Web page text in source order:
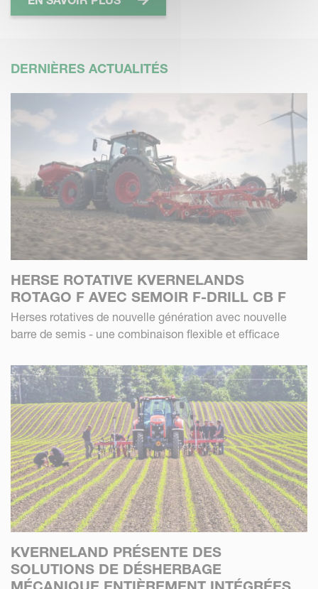
DERNIÈRES ACTUALITÉS
HERSE ROTATIVE KVERNELANDS
ROTAGO F AVEC SEMOIR F-DRILL CB F
Herses rotatives de nouvelle génération avec nouvelle
barre de semis - une combinaison flexible et efficace
KVERNELAND PRÉSENTE DES
SOLUTIONS DE DÉSHERBAGE